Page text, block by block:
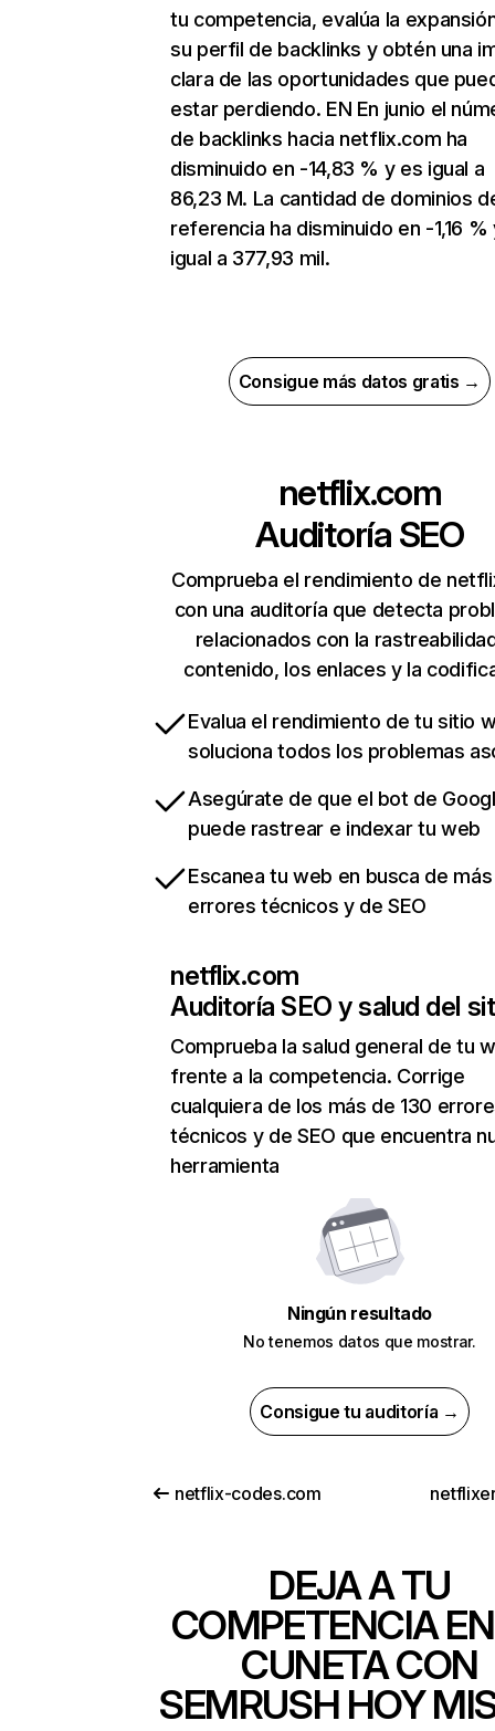
tu competencia, evalúa la
su perfil de backlinks y obtén una
clara de las oportunidades que
estar perdiendo. EN En junio el
de backlinks hacia netflix.com ha
disminuido en -14,83 % y es igual a
86,23 M. La cantidad de dominios
referencia ha disminuido en -1,16 %
igual a 377,93 mil.
Consigue más datos gratis →
netflix.com
Auditoría SEO
Comprueba el rendimiento de
con una auditoría que detecta
relacionados con la
contenido, los enlaces y la
Evalua el rendimiento de tu sitio
soluciona todos los problemas
Asegúrate de que el bot de
puede rastrear e indexar tu web
Escanea tu web en busca de
errores técnicos y de SEO
netflix.com
Auditoría SEO y salud del
Comprueba la salud general de tu
frente a la competencia. Corrige
cualquiera de los más de 130
técnicos y de SEO que encuentra
herramienta
Ningún resultado
No tenemos datos que mostrar.
Consigue tu auditoría →
netflix-codes.com
DEJA A TU
COMPETENCIA
CUNETA CON
SEMRUSH HOY